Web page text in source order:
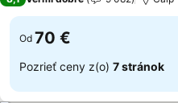
Od 70 €
Pozrieť ceny z(o) 7 stránok